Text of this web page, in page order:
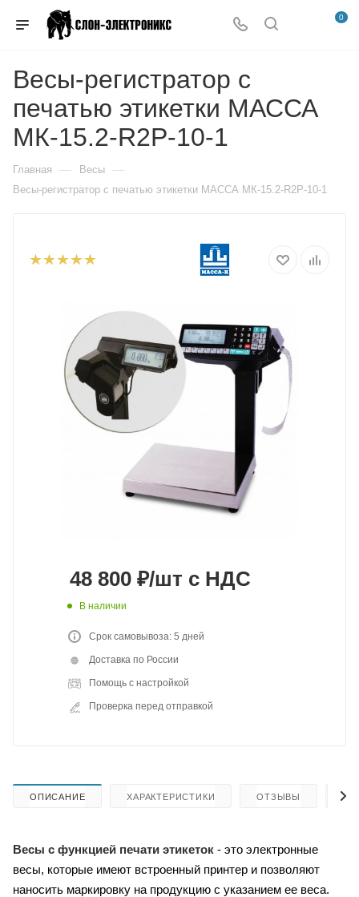
0
Весы-регистратор с
печатью этикетки МАССА
МК-15.2-R2P-10-1
Главная — Весы —
Весы-регистратор с печатью этикетки МАССА МК-15.2-R2P-10-1
48 800 ₽/шт с НДС
В наличии
Срок самовывоза: 5 дней
Доставка по России
Помощь с настройкой
Проверка перед отправкой
ОПИСАНИЕ ХАРАКТЕРИСТИКИ ОТЗЫВЫ
Весы с функцией печати этикеток - это электронные
весы, которые имеют встроенный принтер и позволяют
наносить маркировку на продукцию с указанием ее веса.